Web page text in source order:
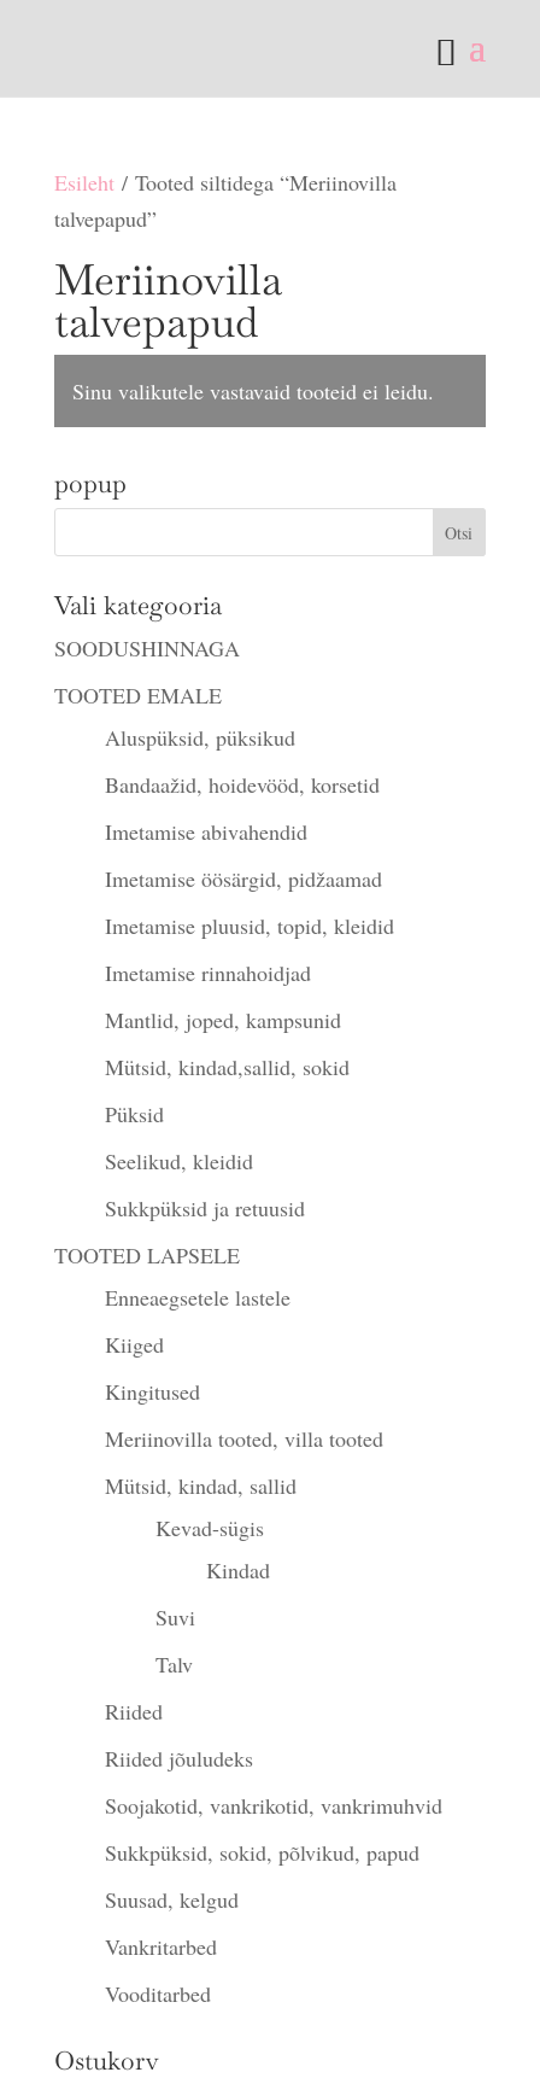
Esileht/ Tooted siltidega “Meriinovilla
talvepapud”
Meriinovilla
talvepapud
Sinu valikutele vastavaid tooteid ei leidu.
popup
Vali kategooria
SOODUSHINNAGA
TOOTED EMALE
Aluspüksid, püksikud
Bandaažid, hoidevööd, korsetid
Imetamise abivahendid
Imetamise öösärgid, pidžaamad
Imetamise pluusid, topid, kleidid
Imetamise rinnahoidjad
Mantlid, joped, kampsunid
Mütsid, kindad,sallid, sokid
Püksid
Seelikud, kleidid
Sukkpüksid ja retuusid
TOOTED LAPSELE
Enneaegsetele lastele
Kiiged
Kingitused
Meriinovilla tooted, villa tooted
Mütsid, kindad, sallid
Kevad-sügis
Kindad
Suvi
Talv
Riided
Riided jõuludeks
Soojakotid, vankrikotid, vankrimuhvid
Sukkpüksid, sokid, põlvikud, papud
Suusad, kelgud
Vankritarbed
Vooditarbed
Ostukorv